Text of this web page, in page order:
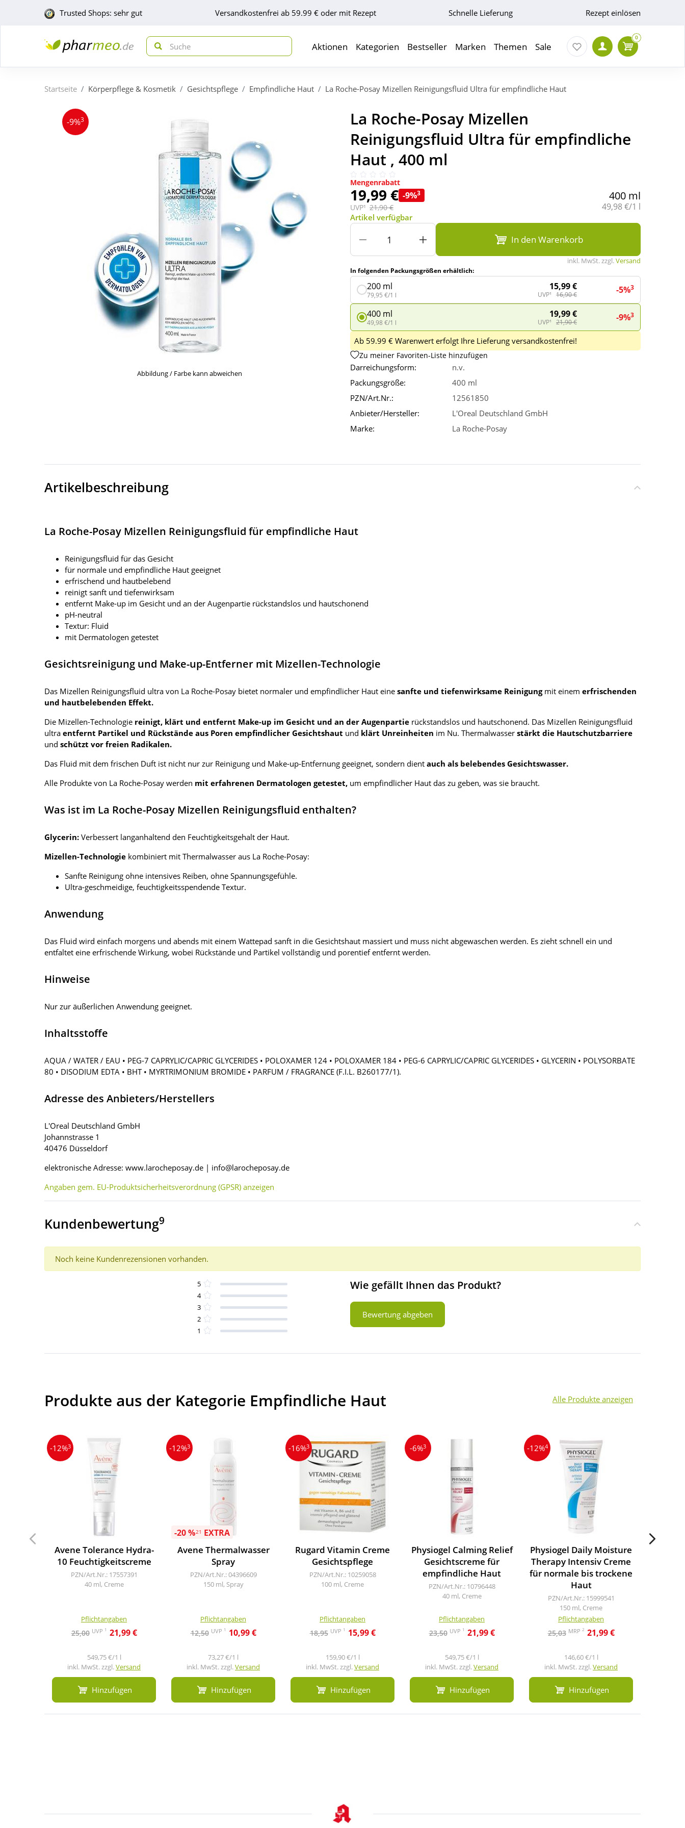
Trusted Shops: sehr gut Versandkostenfrei ab 59.99 € oder mit Rezept Schnelle Lieferung Rezept einlösen
Aktionen Kategorien Bestseller Marken Themen Sale
0
Startseite Körperpflege & Kosmetik Gesichtspflege Empfindliche Haut La Roche-Posay Mizellen Reinigungsfluid Ultra für empfindliche Haut
-9%3
Abbildung / Farbe kann abweichen
La Roche-Posay Mizellen
Reinigungsfluid Ultra für empfindliche
Haut , 400 ml
Mengenrabatt
19,99 € -9%3
UVP¹ 21,90 €
400 ml
Grundpreis:
49,98 €/1 l
Artikel verfügbar
In den Warenkorb
inkl. MwSt. zzgl.Versand
In folgenden Packungsgrößen erhältlich:
200 ml
79,95 €/1 l
15,99 €
UVP¹ 16,90 € -5%3
400 ml
49,98 €/1 l
19,99 €
UVP¹ 21,90 € -9%3
Ab 59.99 € Warenwert erfolgt Ihre Lieferung versandkostenfrei!
Zu meiner Favoriten-Liste hinzufügen
Darreichungsform:
n.v.
Packungsgröße:
400 ml
PZN/Art.Nr.:
12561850
Anbieter/Hersteller:
L'Oreal Deutschland GmbH
Marke:
La Roche-Posay
Artikelbeschreibung
La Roche-Posay Mizellen Reinigungsfluid für empfindliche Haut
Reinigungsfluid für das Gesicht
für normale und empfindliche Haut geeignet
erfrischend und hautbelebend
reinigt sanft und tiefenwirksam
entfernt Make-up im Gesicht und an der Augenpartie rückstandslos und hautschonend
pH-neutral
Textur: Fluid
mit Dermatologen getestet
Gesichtsreinigung und Make-up-Entferner mit Mizellen-Technologie
Das Mizellen Reinigungsfluid ultra von La Roche-Posay bietet normaler und empfindlicher Haut eine sanfte und tiefenwirksame Reinigung mit einem erfrischenden
und hautbelebenden Effekt.
Die Mizellen-Technologie reinigt, klärt und entfernt Make-up im Gesicht und an der Augenpartie rückstandslos und hautschonend. Das Mizellen Reinigungsfluid
ultra entfernt Partikel und Rückstände aus Poren empfindlicher Gesichtshaut und klärt Unreinheiten im Nu. Thermalwasser stärkt die Hautschutzbarriere
und schützt vor freien Radikalen.
Das Fluid mit dem frischen Duft ist nicht nur zur Reinigung und Make-up-Entfernung geeignet, sondern dient auch als belebendes Gesichtswasser.
Alle Produkte von La Roche-Posay werden mit erfahrenen Dermatologen getestet, um empfindlicher Haut das zu geben, was sie braucht.
Was ist im La Roche-Posay Mizellen Reinigungsfluid enthalten?
Glycerin: Verbessert langanhaltend den Feuchtigkeitsgehalt der Haut.
Mizellen-Technologie kombiniert mit Thermalwasser aus La Roche-Posay:
Sanfte Reinigung ohne intensives Reiben, ohne Spannungsgefühle.
Ultra-geschmeidige, feuchtigkeitsspendende Textur.
Anwendung
Das Fluid wird einfach morgens und abends mit einem Wattepad sanft in die Gesichtshaut massiert und muss nicht abgewaschen werden. Es zieht schnell ein und
entfaltet eine erfrischende Wirkung, wobei Rückstände und Partikel vollständig und porentief entfernt werden.
Hinweise
Nur zur äußerlichen Anwendung geeignet.
Inhaltsstoffe
AQUA / WATER / EAU • PEG-7 CAPRYLIC/CAPRIC GLYCERIDES • POLOXAMER 124 • POLOXAMER 184 • PEG-6 CAPRYLIC/CAPRIC GLYCERIDES • GLYCERIN • POLYSORBATE
80 • DISODIUM EDTA • BHT • MYRTRIMONIUM BROMIDE • PARFUM / FRAGRANCE (F.I.L. B260177/1).
Adresse des Anbieters/Herstellers
L'Oreal Deutschland GmbH
Johannstrasse 1
40476 Düsseldorf
elektronische Adresse: www.larocheposay.de | info@larocheposay.de
Angaben gem. EU-Produktsicherheitsverordnung (GPSR) anzeigen
Kundenbewertung9
Noch keine Kundenrezensionen vorhanden.
5
4
3
2
1
Wie gefällt Ihnen das Produkt?
Bewertung abgeben
Produkte aus der Kategorie Empfindliche Haut Alle Produkte anzeigen
-12%3
Avene Tolerance Hydra-
10 Feuchtigkeitscreme
PZN/Art.Nr.: 17557391
40 ml, Creme
Pflichtangaben
25,00 UVP 1 21,99 €
549,75 €/1 l
inkl. MwSt. zzgl.Versand
Hinzufügen
-12%3
-20 %21 EXTRA
Avene Thermalwasser
Spray
PZN/Art.Nr.: 04396609
150 ml, Spray
Pflichtangaben
12,50 UVP 1 10,99 €
73,27 €/1 l
inkl. MwSt. zzgl.Versand
Hinzufügen
-16%3
Rugard Vitamin Creme
Gesichtspflege
PZN/Art.Nr.: 10259058
100 ml, Creme
Pflichtangaben
18,95 UVP 1 15,99 €
159,90 €/1 l
inkl. MwSt. zzgl.Versand
Hinzufügen
-6%3
Physiogel Calming Relief
Gesichtscreme für
empfindliche Haut
PZN/Art.Nr.: 10796448
40 ml, Creme
Pflichtangaben
23,50 UVP 1 21,99 €
549,75 €/1 l
inkl. MwSt. zzgl.Versand
Hinzufügen
-12%4
Physiogel Daily Moisture
Therapy Intensiv Creme
für normale bis trockene
Haut
PZN/Art.Nr.: 15999541
150 ml, Creme
Pflichtangaben
25,03 MRP 2 21,99 €
146,60 €/1 l
inkl. MwSt. zzgl.Versand
Hinzufügen